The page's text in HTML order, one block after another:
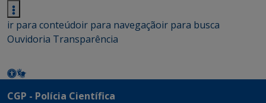
ir para conteúdoir para navegaçãoir para busca
Ouvidoria Transparência
CGP - Polícia Científica